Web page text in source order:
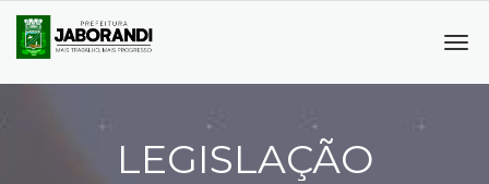
LEGISLAÇÃO